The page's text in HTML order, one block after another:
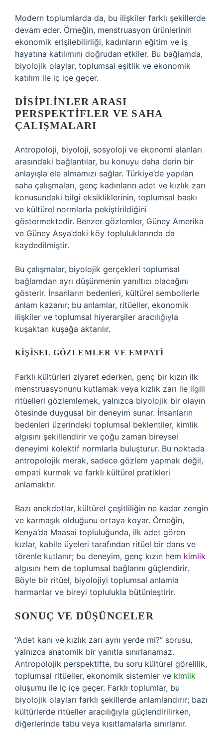
Modern toplumlarda da, bu ilişkiler farklı şekillerde
devam eder. Örneğin, menstruasyon ürünlerinin
ekonomik erişilebilirliği, kadınların eğitim ve iş
hayatına katılımını doğrudan etkiler. Bu bağlamda,
biyolojik olaylar, toplumsal eşitlik ve ekonomik
katılım ile iç içe geçer.
DISIPLINLER ARASI
PERSPEKTIFLER VE SAHA
ÇALIŞMALARI
Antropoloji, biyoloji, sosyoloji ve ekonomi alanları
arasındaki bağlantılar, bu konuyu daha derin bir
anlayışla ele almamızı sağlar. Türkiye’de yapılan
saha çalışmaları, genç kadınların adet ve kızlık zarı
konusundaki bilgi eksikliklerinin, toplumsal baskı
ve kültürel normlarla pekiştirildiğini
göstermektedir. Benzer gözlemler, Güney Amerika
ve Güney Asya’daki köy topluluklarında da
kaydedilmiştir.
Bu çalışmalar, biyolojik gerçekleri toplumsal
bağlamdan ayrı düşünmenin yanıltıcı olacağını
gösterir. İnsanların bedenleri, kültürel sembollerle
anlam kazanır; bu anlamlar, ritüeller, ekonomik
ilişkiler ve toplumsal hiyerarşiler aracılığıyla
kuşaktan kuşağa aktarılır.
KIŞISEL GÖZLEMLER VE EMPATI
Farklı kültürleri ziyaret ederken, genç bir kızın ilk
menstruasyonunu kutlamak veya kızlık zarı ile ilgili
ritüelleri gözlemlemek, yalnızca biyolojik bir olayın
ötesinde duygusal bir deneyim sunar. İnsanların
bedenleri üzerindeki toplumsal beklentiler, kimlik
algısını şekillendirir ve çoğu zaman bireysel
deneyimi kolektif normlarla buluşturur. Bu noktada
antropolojik merak, sadece gözlem yapmak değil,
empati kurmak ve farklı kültürel pratikleri
anlamaktır.
Bazı anekdotlar, kültürel çeşitliliğin ne kadar zengin
ve karmaşık olduğunu ortaya koyar. Örneğin,
Kenya’da Maasai topluluğunda, ilk adet gören
kızlar, kabile üyeleri tarafından ritüel bir dans ve
törenle kutlanır; bu deneyim, genç kızın hem kimlik
algısını hem de toplumsal bağlarını güçlendirir.
Böyle bir ritüel, biyolojiyi toplumsal anlamla
harmanlar ve bireyi toplulukla bütünleştirir.
SONUÇ VE DÜŞÜNCELER
“Adet kanı ve kızlık zarı aynı yerde mi?” sorusu,
yalnızca anatomik bir yanıtla sınırlanamaz.
Antropolojik perspektifte, bu soru kültürel görelilik,
toplumsal ritüeller, ekonomik sistemler ve kimlik
oluşumu ile iç içe geçer. Farklı toplumlar, bu
biyolojik olayları farklı şekillerde anlamlandırır; bazı
kültürlerde ritüeller aracılığıyla güçlendirilirken,
diğerlerinde tabu veya kısıtlamalarla sınırlanır.